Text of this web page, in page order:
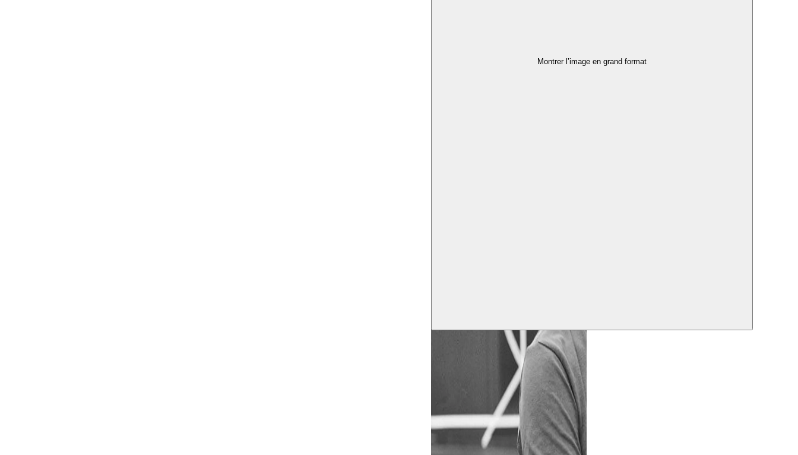
Montrer l’image en grand format